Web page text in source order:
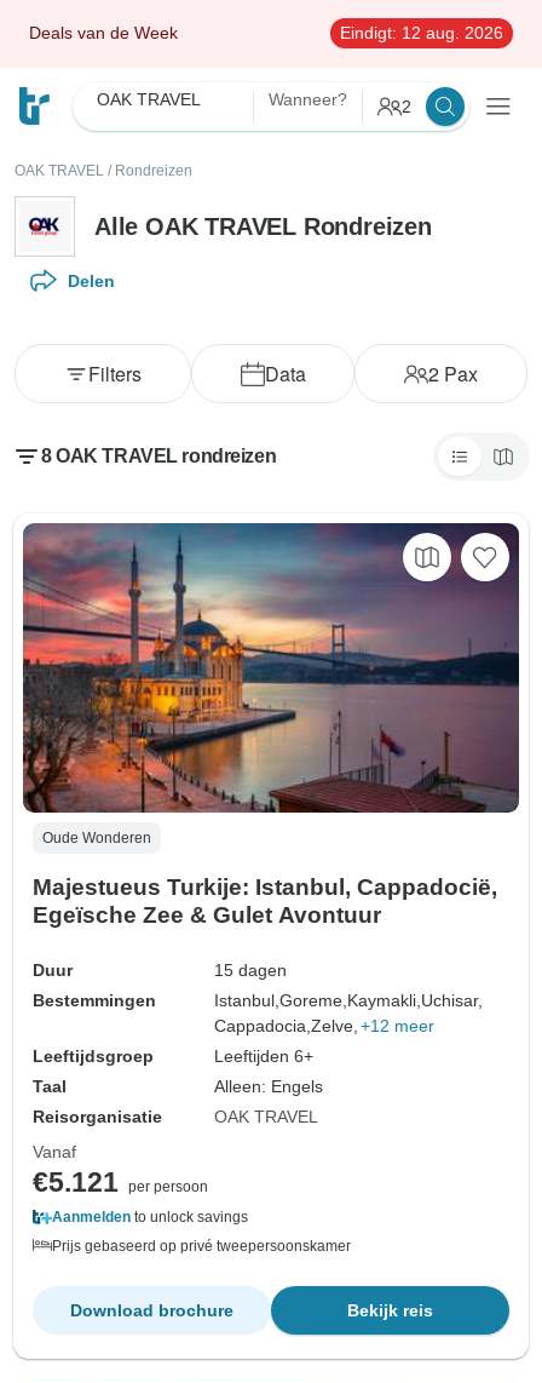
Deals van de Week Eindigt: 12 aug. 2026
OAK TRAVEL Wanneer? 2
OAK TRAVEL / Rondreizen
Alle OAK TRAVEL Rondreizen
Delen
Data 2 Pax
Filters
8 OAK TRAVEL rondreizen
Oude Wonderen
Majestueus Turkije: Istanbul, Cappadocië,
Egeïsche Zee & Gulet Avontuur
Duur
15 dagen
Bestemmingen
Istanbul,Goreme, Kaymakli, Uchisar,
Cappadocia,Zelve, +12 meer
Leeftijdsgroep
Leeftijden 6+
Taal
Alleen: Engels
Reisorganisatie
OAK TRAVEL
Vanaf
€5.121 per persoon
Aanmelden to unlock savings
Prijs gebaseerd op privé tweepersoonskamer
Bekijk reis
Download brochure